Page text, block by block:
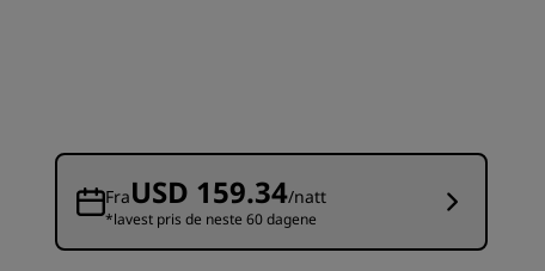
Hoteller i sentrum
Se bloggen vår
Radisson Rewards
FraUSD 159.34/natt
*lavest pris de neste 60 dagene